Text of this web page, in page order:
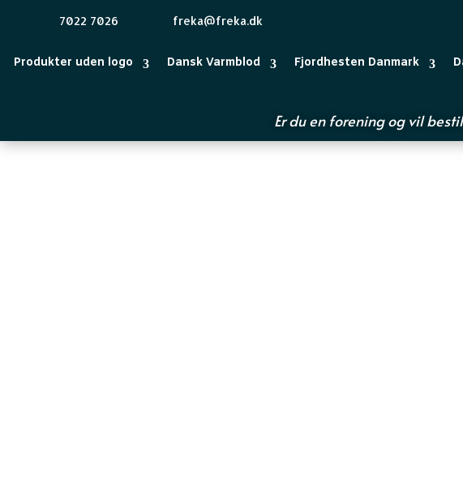
7022 7026 freka@freka.dk
Produkter uden logo Dansk Varmblod Fjordhesten Danmark
Er du en forening og vil